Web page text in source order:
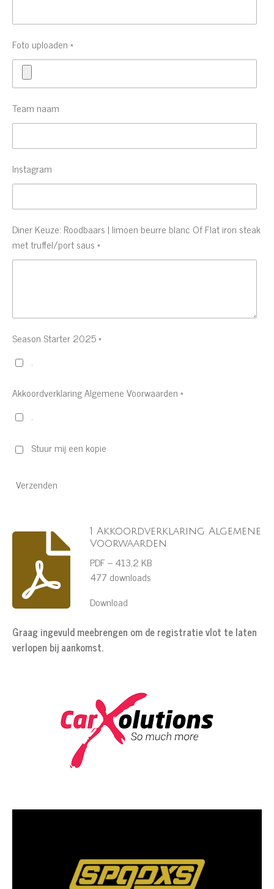
Foto uploaden *
Team naam
Instagram
Diner Keuze: Roodbaars | limoen beurre blanc Of Flat iron steak
met truffel/port saus *
Season Starter 2025 *
.
Akkoordverklaring Algemene Voorwaarden *
.
Stuur mij een kopie
Verzenden
1 Akkoordverklaring Algemene
Voorwaarden
PDF – 413,2 KB
477 downloads
Download
Graag ingevuld meebrengen om de registratie vlot te laten
verlopen bij aankomst.